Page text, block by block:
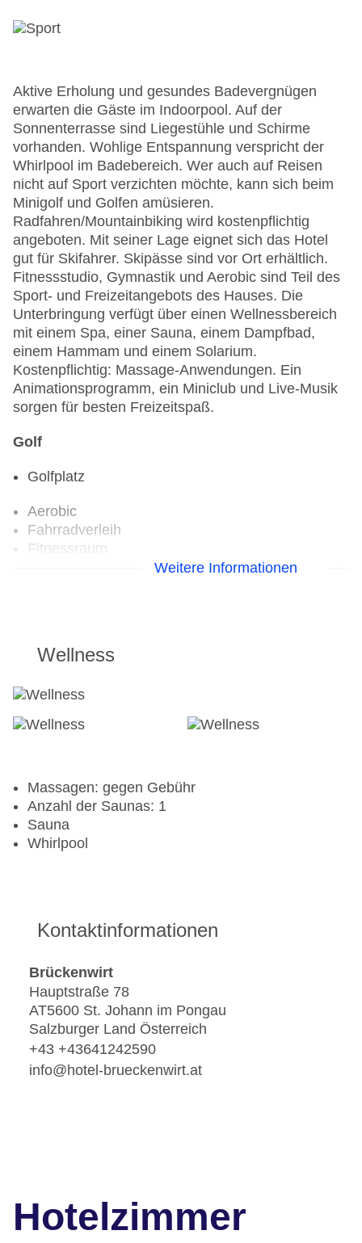
Aktive Erholung und gesundes Badevergnügen
erwarten die Gäste im Indoorpool. Auf der
Sonnenterrasse sind Liegestühle und Schirme
vorhanden. Wohlige Entspannung verspricht der
Whirlpool im Badebereich. Wer auch auf Reisen
nicht auf Sport verzichten möchte, kann sich beim
Minigolf und Golfen amüsieren.
Radfahren/Mountainbiking wird kostenpflichtig
angeboten. Mit seiner Lage eignet sich das Hotel
gut für Skifahrer. Skipässe sind vor Ort erhältlich.
Fitnessstudio, Gymnastik und Aerobic sind Teil des
Sport- und Freizeitangebots des Hauses. Die
Unterbringung verfügt über einen Wellnessbereich
mit einem Spa, einer Sauna, einem Dampfbad,
einem Hammam und einem Solarium.
Kostenpflichtig: Massage-Anwendungen. Ein
Animationsprogramm, ein Miniclub und Live-Musik
sorgen für besten Freizeitspaß.
Golf
Golfplatz
Aerobic
Fahrradverleih
Fitnessraum
Weitere Informationen
Wellness
Massagen: gegen Gebühr
Anzahl der Saunas: 1
Sauna
Whirlpool
Kontaktinformationen
Brückenwirt
Hauptstraße 78
AT5600 St. Johann im Pongau
Salzburger Land Österreich
+43 +43641242590
info@hotel-brueckenwirt.at
Hotelzimmer